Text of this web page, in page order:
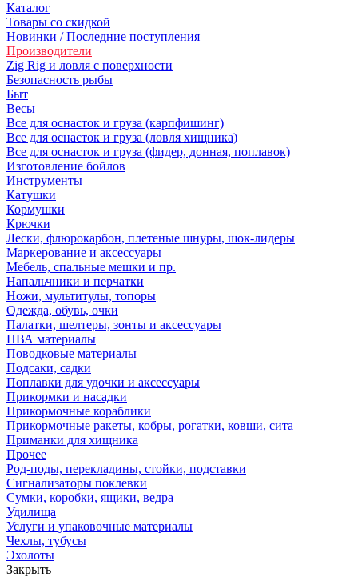
Каталог
Товары со скидкой
Новинки / Последние поступления
Производители
Zig Rig и ловля с поверхности
Безoпасность рыбы
Быт
Весы
Все для оснасток и груза (карпфишинг)
Все для оснасток и груза (ловля хищника)
Все для оснасток и груза (фидер, донная, поплавок)
Изготовление бойлов
Инструменты
Катушки
Кормушки
Крючки
Лески, флюрокарбон, плетеные шнуры, шок-лидеры
Маркерование и аксессуары
Мебель, спальные мешки и пр.
Напальчники и перчатки
Ножи, мультитулы, топоры
Одежда, обувь, очки
Палатки, шелтеры, зонты и аксессуары
ПВА материалы
Поводковые материалы
Подсаки, садки
Поплавки для удочки и аксессуары
Прикормки и насадки
Прикормочные кораблики
Прикормочные ракеты, кобры, рогатки, ковши, сита
Приманки для хищника
Прочее
Род-поды, перекладины, стойки, подставки
Сигнализаторы поклевки
Сумки, коробки, ящики, ведра
Удилища
Услуги и упаковочные материалы
Чехлы, тубусы
Эхолоты
Закрыть